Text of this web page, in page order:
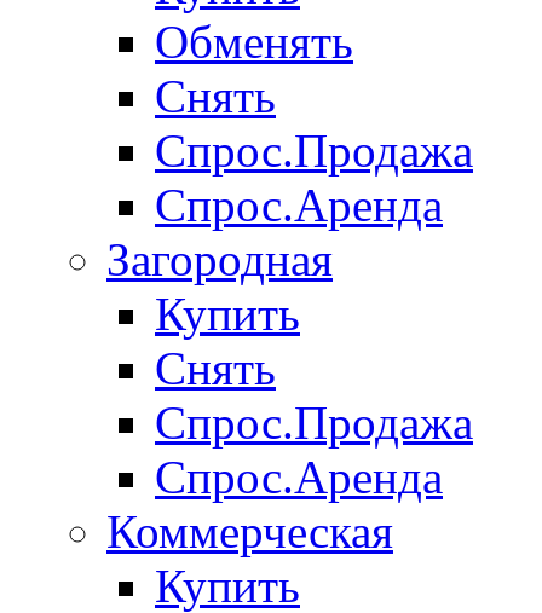
Обменять
Снять
Спрос.Продажа
Спрос.Аренда
Загородная
Купить
Снять
Спрос.Продажа
Спрос.Аренда
Коммерческая
Купить